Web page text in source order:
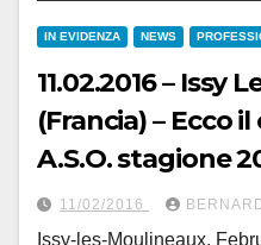
IN EVIDENZA NEWS
11.02.2016 – Issy
(Francia) – Ecco
A.S.O. stagione
11/02/2016
Issy-les-Moulineaux,